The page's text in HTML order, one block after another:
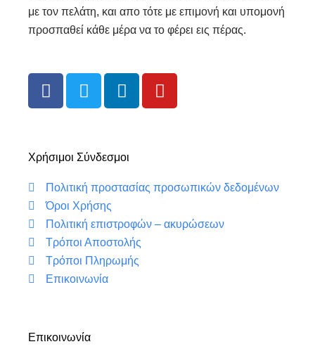
με τον πελάτη, και απο τότε με επιμονή και υπομονή
προσπαθεί κάθε μέρα να το φέρει εις πέρας.
F
a
b
o
o
k
T
w
t
r
L
i
e
i
Y
o
e
Χρήσιμοι Σύνδεσμοι
Πολιτική προστασίας προσωπικών δεδομένων
Όροι Χρήσης
Πολιτική επιστροφών – ακυρώσεων
Τρόποι Αποστολής
Τρόποι Πληρωμής
Επικοινωνία
Επικοινωνία